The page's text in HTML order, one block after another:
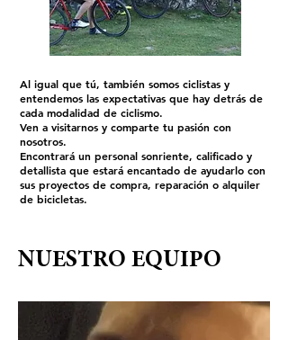
Al igual que tú, también somos ciclistas y
entendemos las expectativas que hay detrás de
cada modalidad de ciclismo.
Ven a visitarnos y comparte tu pasión con
nosotros.
Encontrará un personal sonriente, calificado y
detallista que estará encantado de ayudarlo con
sus proyectos de compra, reparación o alquiler
de bicicletas.
NUESTRO EQUIPO